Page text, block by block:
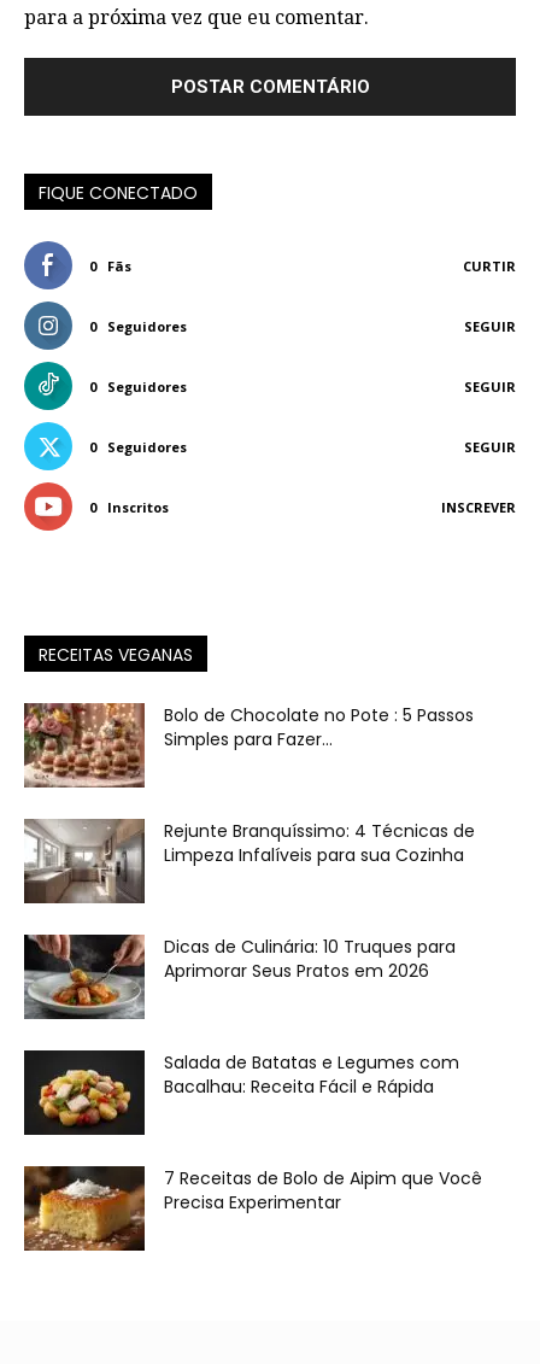
para a próxima vez que eu comentar.
FIQUE CONECTADO
0 Fãs CURTIR
0 Seguidores SEGUIR
0 Seguidores SEGUIR
0 Seguidores SEGUIR
0 Inscritos INSCREVER
RECEITAS VEGANAS
Bolo de Chocolate no Pote : 5 Passos
Simples para Fazer...
Rejunte Branquíssimo: 4 Técnicas de
Limpeza Infalíveis para sua Cozinha
Dicas de Culinária: 10 Truques para
Aprimorar Seus Pratos em 2026
Salada de Batatas e Legumes com
Bacalhau: Receita Fácil e Rápida
7 Receitas de Bolo de Aipim que Você
Precisa Experimentar